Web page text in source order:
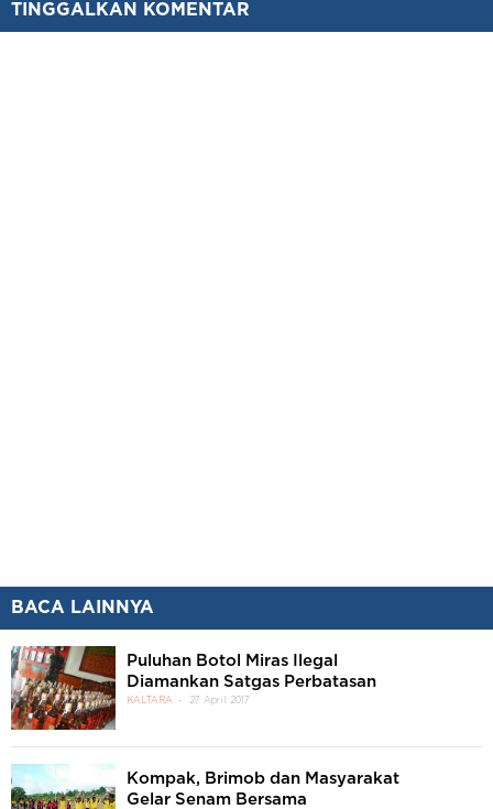
TINGGALKAN KOMENTAR
BACA LAINNYA
Puluhan Botol Miras Ilegal
Diamankan Satgas Perbatasan
KALTARA 27 April 2017
Kompak, Brimob dan Masyarakat
Gelar Senam Bersama